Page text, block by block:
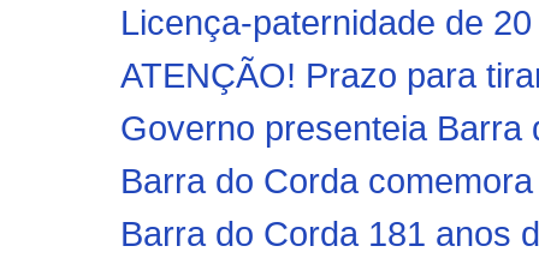
Licença-paternidade de
ATENÇÃO! Prazo para
Governo presenteia Barra
Barra do Corda
Barra do Corda 181 anos